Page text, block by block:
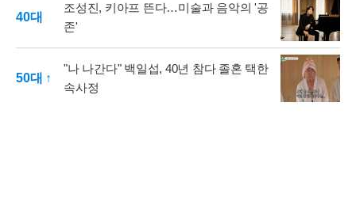
40대
조성진, 키아프 뜬다…미술과 음악의 '공
존'
50대 ↑
"나 나간다" 백일섭, 40년 참다 졸혼 택한
속사정